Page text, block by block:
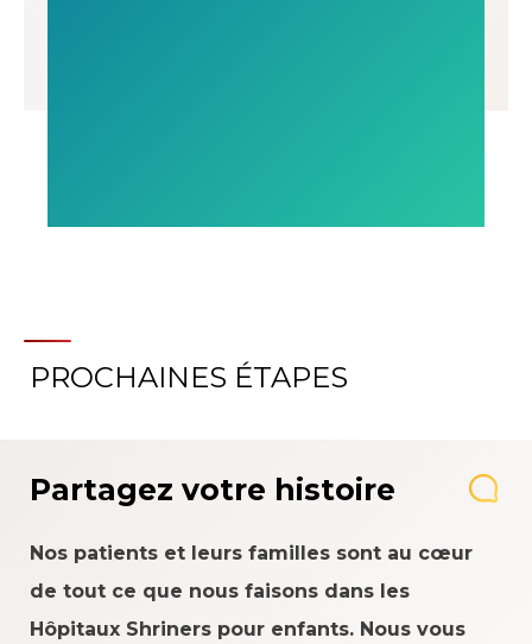
PROCHAINES ÉTAPES
Partagez votre histoire
Nos patients et leurs familles sont au cœur
de tout ce que nous faisons dans les
Hôpitaux Shriners pour enfants. Nous vous